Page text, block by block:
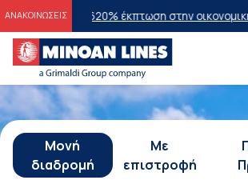
ΑΝΑΚΟΙΝΩΣΕΙΣ
20% έκπτωση στην οικονομική θέση σε
Μονή
διαδρομή
Με
επιστροφή